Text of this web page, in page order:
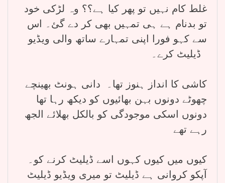
غلط کام نہیں تو پھر کیا ہے؟؟ وہ لڑکی خود
تو بدنام ہے ہی تمہیں بھی کر دے گئ۔ اس
سے کہو فورا اپنی تمہارے ساتھ والی ویڈیو
کاشی کا انداز ہنوز تھا۔ دانی ہونٹ بھینچے
چھوٹے دونوں بہن بھائیوں کو دیکھ رہا تھا
دونوں اسکی موجودگی کو بالکل بھلائے الجھ
رہے تھے
کیوں میں کیوں کہوں اسے ڈیلیٹ کرنے کو۔
آپکو کروانی ہے ڈیلیٹ تو میری ویڈیو ڈیلیٹ